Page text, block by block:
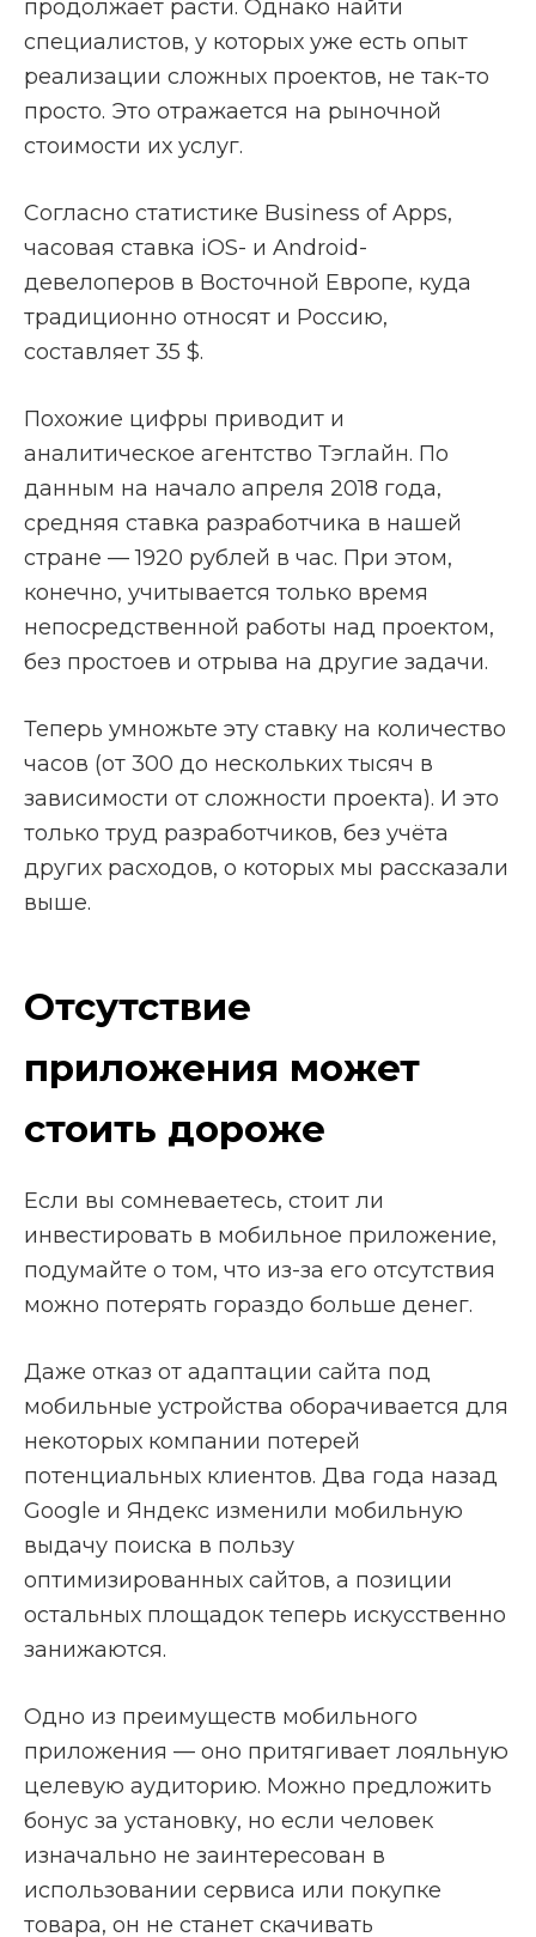
продолжает расти. Однако найти
специалистов, у которых уже есть опыт
реализации сложных проектов, не так-то
просто. Это отражается на рыночной
стоимости их услуг.
Согласно статистике Business of Apps,
часовая ставка iOS- и Android-
девелоперов в Восточной Европе, куда
традиционно относят и Россию,
составляет 35 $.
Похожие цифры приводит и
аналитическое агентство Тэглайн. По
данным на начало апреля 2018 года,
средняя ставка разработчика в нашей
стране — 1920 рублей в час. При этом,
конечно, учитывается только время
непосредственной работы над проектом,
без простоев и отрыва на другие задачи.
Теперь умножьте эту ставку на количество
часов (от 300 до нескольких тысяч в
зависимости от сложности проекта). И это
только труд разработчиков, без учёта
других расходов, о которых мы рассказали
выше.
Отсутствие
приложения может
стоить дороже
Если вы сомневаетесь, стоит ли
инвестировать в мобильное приложение,
подумайте о том, что из-за его отсутствия
можно потерять гораздо больше денег.
Даже отказ от адаптации сайта под
мобильные устройства оборачивается для
некоторых компании потерей
потенциальных клиентов. Два года назад
Google и Яндекс изменили мобильную
выдачу поиска в пользу
оптимизированных сайтов, а позиции
остальных площадок теперь искусственно
занижаются.
Одно из преимуществ мобильного
приложения — оно притягивает лояльную
целевую аудиторию. Можно предложить
бонус за установку, но если человек
изначально не заинтересован в
использовании сервиса или покупке
товара, он не станет скачивать